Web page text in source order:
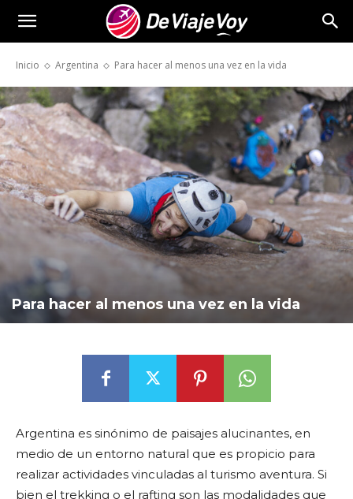
Viaje
Voy
Inicio Argentina Para hacer al menos una vez en la vida
Para hacer al menos una vez en la vida
Argentina es sinónimo de paisajes alucinantes, en
medio de un entorno natural que es propicio para
realizar actividades vinculadas al turismo aventura. Si
bien el trekking o el rafting son las modalidades que